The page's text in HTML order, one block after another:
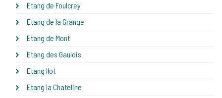
Etang de Foulcrey
Etang de la Grange
Etang de Mont
Etang des Gaulois
Etang Ilot
Etang la Chateline